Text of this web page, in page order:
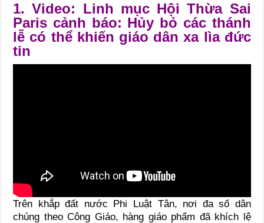
1. Video: Linh mục Hội Thừa Sai
Paris cảnh báo: Hủy bỏ các thánh
lễ có thể khiến giáo dân xa lìa đức
tin
Trên khắp đất nước Phi Luật Tân, nơi đa số dân
chúng theo Công Giáo, hàng giáo phẩm đã khích lệ